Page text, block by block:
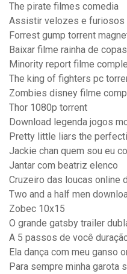
The pirate filmes comedia
Assistir velozes e furiosos
Forrest gump torrent
Baixar filme rainha de
Minority report filme
The king of fighters pc
Zombies disney filme
Thor 1080p torrent
Download legenda jogos
Pretty little liars the
Jackie chan quem sou eu
Jantar com beatriz elenco
Cruzeiro das loucas online
Two and a half men
Zobec 10x15
O grande gatsby trailer
A 5 passos de você
Ela dança com meu ganso
Para sempre minha garota